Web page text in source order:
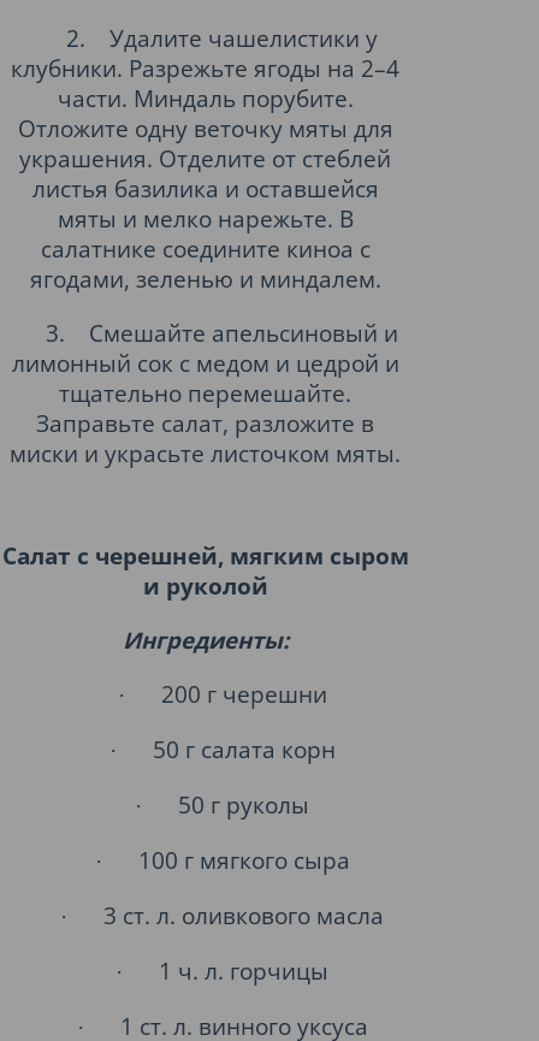
2.
Удалите чашелистики у
клубники. Разрежьте ягоды на 2–4
части. Миндаль порубите.
Отложите одну веточку мяты для
украшения. Отделите от стеблей
листья базилика и оставшейся
мяты и мелко нарежьте. В
салатнике соедините киноа с
ягодами, зеленью и миндалем.
3.
Смешайте апельсиновый и
лимонный сок с медом и цедрой и
тщательно перемешайте.
Заправьте салат, разложите в
миски и украсьте листочком мяты.
Салат с черешней, мягким сыром
и руколой
Ингредиенты:
· 200 г черешни
· 50 г салата корн
· 50 г руколы
· 100 г мягкого сыра
· 3 ст. л. оливкового масла
· 1 ч. л. горчицы
· 1 ст. л. винного уксуса